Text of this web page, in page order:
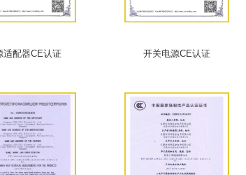
适配器CE认证 开关电源CE认证